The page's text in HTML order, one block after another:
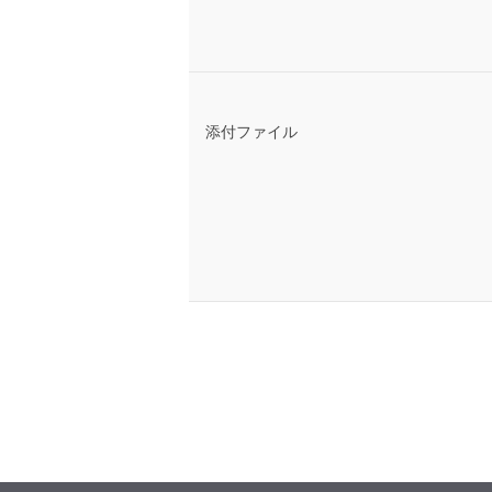
添付ファイル